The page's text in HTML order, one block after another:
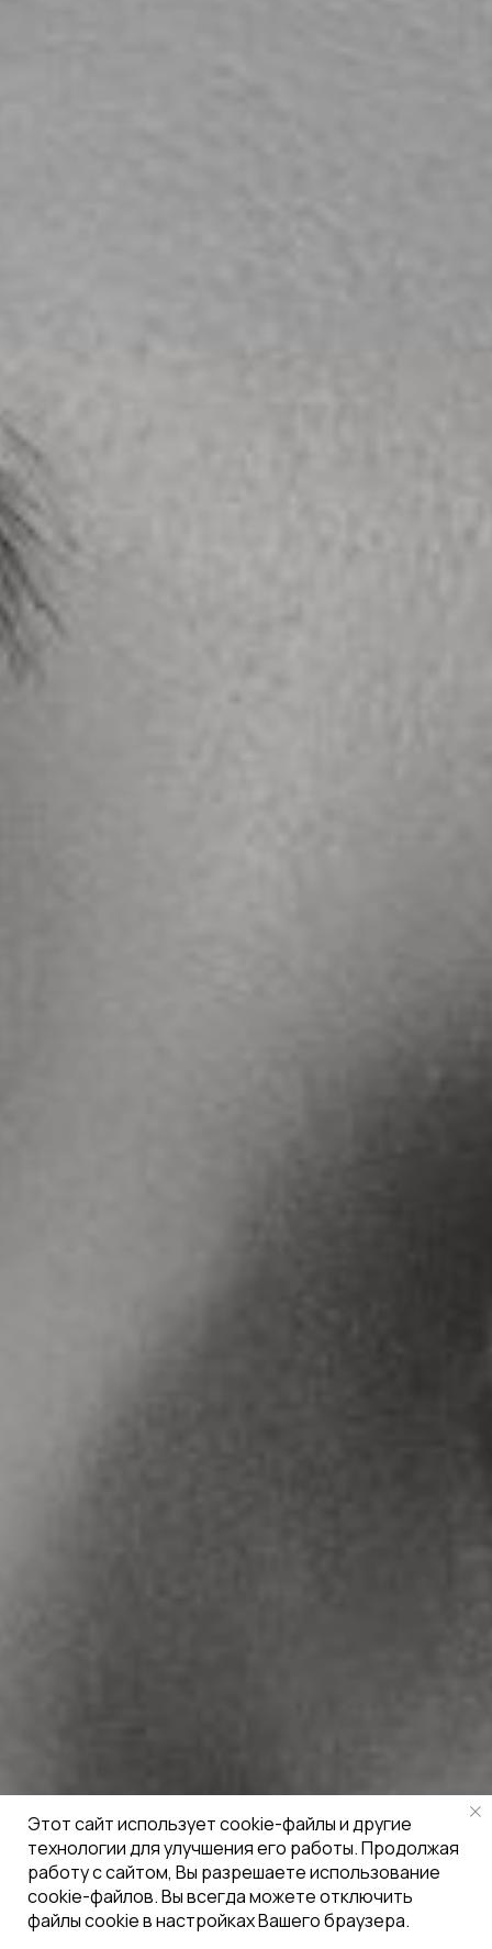
Этот сайт использует cookie-файлы и другие
технологии для улучшения его работы. Продолжая
работу с сайтом, Вы разрешаете использование
cookie-файлов. Вы всегда можете отключить
файлы cookie в настройках Вашего браузера.